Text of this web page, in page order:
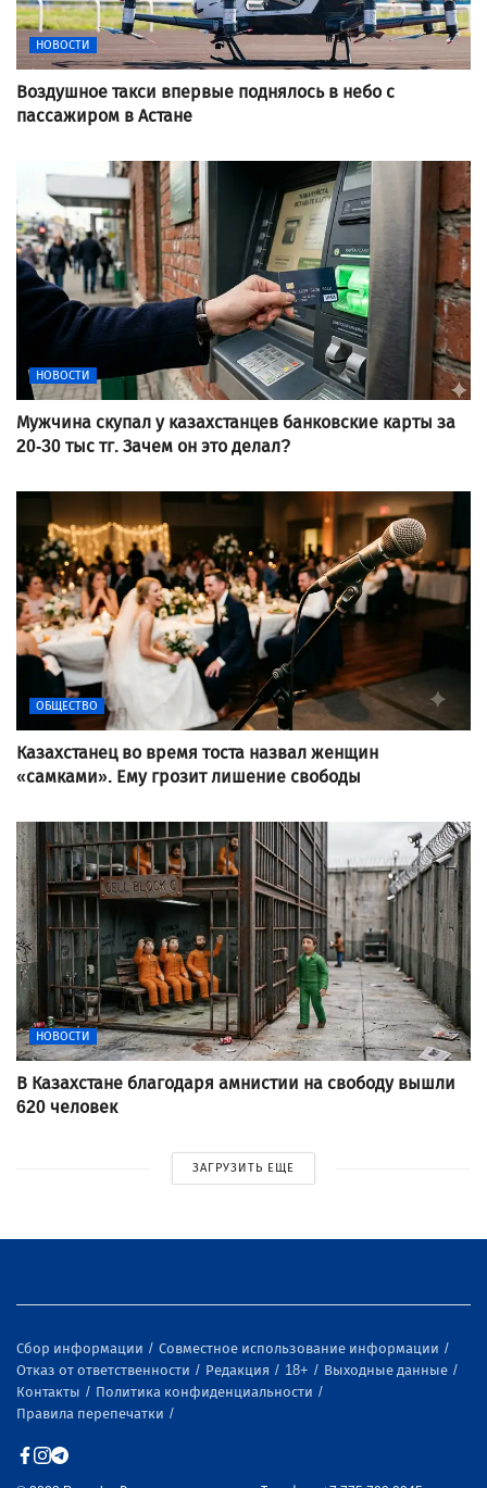
НОВОСТИ
Воздушное такси впервые поднялось в небо с
пассажиром в Астане
НОВОСТИ
Мужчина скупал у казахстанцев банковские карты за
20-30 тыс тг. Зачем он это делал?
ОБЩЕСТВО
Казахстанец во время тоста назвал женщин
«самками». Ему грозит лишение свободы
НОВОСТИ
В Казахстане благодаря амнистии на свободу вышли
620 человек
ЗАГРУЗИТЬ ЕЩЕ
Сбор информации
Совместное использование информации
Отказ от ответственности
Редакция 18+
Выходные данные
Контакты
Политика конфиденциальности
Правила перепечатки